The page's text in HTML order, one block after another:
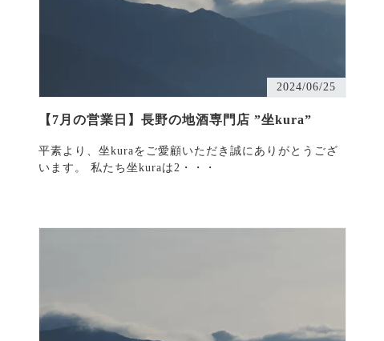
2024/06/25
【7月の営業日】長野の地酒専門店 ”坐kura”
平素より、坐kuraをご愛顧いただき誠にありがとうござ
います。 私たち坐kuraは2・・・